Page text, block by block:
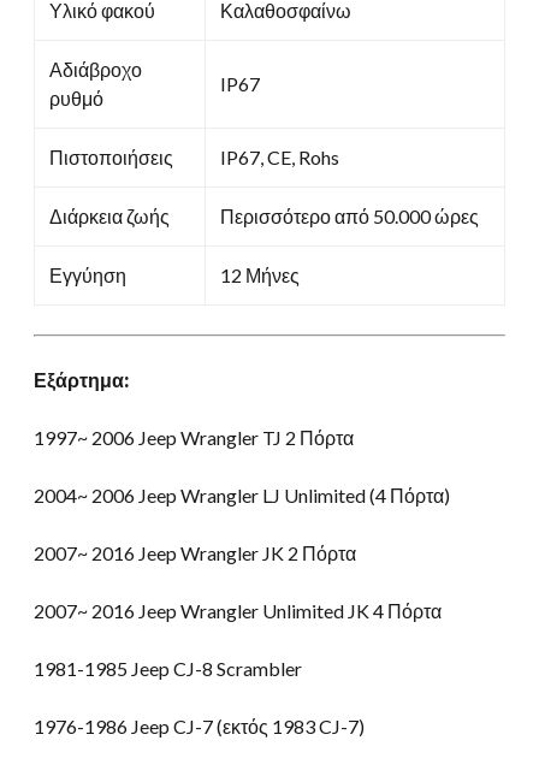
Υλικό φακού Καλαθοσφαίνω
Αδιάβροχο
ρυθμό
IP67
Πιστοποιήσεις IP67, CE, Rohs
Διάρκεια ζωής Περισσότερο από 50.000 ώρες
Εγγύηση 12 Μήνες
Εξάρτημα:
1997~ 2006 Jeep Wrangler TJ 2 Πόρτα
2004~ 2006 Jeep Wrangler LJ Unlimited (4 Πόρτα)
2007~ 2016 Jeep Wrangler JK 2 Πόρτα
2007~ 2016 Jeep Wrangler Unlimited JK 4 Πόρτα
1981-1985 Jeep CJ-8 Scrambler
1976-1986 Jeep CJ-7 (εκτός 1983 CJ-7)